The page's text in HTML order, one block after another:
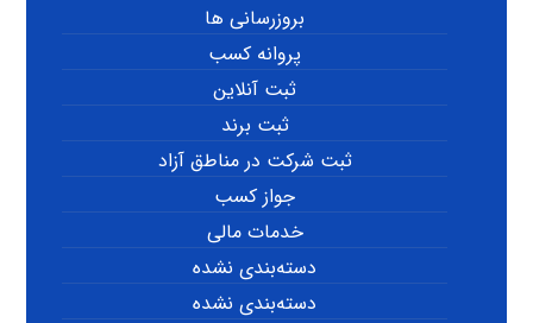
بروزرسانی ها
پروانه کسب
ثبت آنلاین
ثبت برند
ثبت شرکت در مناطق آزاد
جواز کسب
خدمات مالی
دسته‌بندی نشده
دسته‌بندی نشده